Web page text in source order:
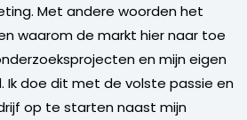
Met andere woorden het
waarom de markt hier naar toe
en mijn eigen
Ik doe dit met de volste passie en
op te starten naast mijn